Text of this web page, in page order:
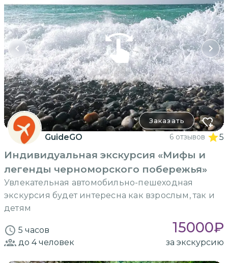
Заказать
GuideGO 6 отзывов 5
Индивидуальная экскурсия «Мифы и
легенды черноморского побережья»
Увлекательная автомобильно-пешеходная
экскурсия будет интересна как взрослым, так и
детям
5 часов 15000₽
до 4человек за экскурсию